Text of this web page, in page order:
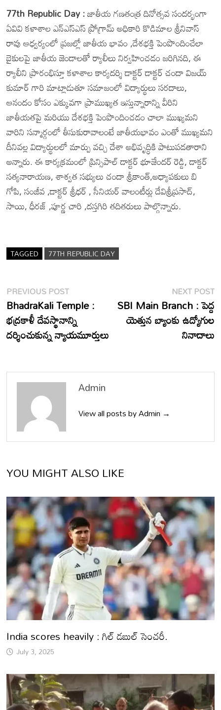
77th Republic Day :జాతీయ గణతంత్ర దినోత్సవ సందర్భంగా
ఏవివి కళాశాల ఎన్ఎస్ఎస్ ప్రోగ్రామ్ అధికారి కొడిమాల శ్రీనివాస్
రావు ఆధ్వర్యంలో ప్రజల్లో జాతీయ భావం ,దేశభక్తి పెంపొందించేలా
బైకులపై జాతీయ జెండాలతో ర్యాలీలు నిర్వహించడం జరిగినది, ఈ
ర్యాలీని ప్రారంభిస్తూ కళాశాల కార్యదర్శి డాక్టర్ డాక్టర్ చందా విజయ్
కుమార్ గారి మాట్లాడుతూ సమాజంలో విద్యార్థులు సరదాలు,
ఆనందం కోసం ఎక్కువగా ప్రాముఖ్యత ఇస్తున్నారాన్ని వీరిని
జాతీయతపై మరియు దేశభక్తి పెంపొందించడం చాలా ముఖ్యమని
వారిని సన్మార్గంలో తీసుకురావాలంటే జాతీయభావం ఎంతో ముఖ్యమని
దీనివల్ల విద్యార్థులలో మార్పు వచ్చి దేశా అభివృద్ధికి పాటుపడతారాని
అన్నారు. ఈ కార్యక్రమంలో ప్రిన్సిపాల్ డాక్టర్ భూజేందర్ రెడ్డి, డాక్టర్
సత్యనారాయణ, శాశ్వత సభ్యులు చందా శ్రీకాంత్,అధ్యాపకులు బి
గోపి, సంజీవ ,డాక్టర్ శ్రీధర్ , సీనియర్ వాలంటీర్లు దేవిశ్రీప్రసాద్,
సాయి, ధీరజ్ ,పూర్ణ చారి ,దస్తగిరి తదితరులు పాల్గొన్నారు.
TAGGED 77TH REPUBLIC DAY
Post
navigation
PREVIOUS POSTPrevious
post:
BhadraKali Temple :
భద్రకాళీ దేవస్థానాన్ని
దర్శించుకున్న న్యాయమూర్తులు
NEXT POST
SBI Main Branch : పెద్ద
యెత్తున బ్యాంకు ఉద్యోగుల
నినాదాలు
Admin
View all posts by Admin →
YOU MIGHT ALSO LIKE
India scores heavily : గిల్ డబుల్ సెంచరీ.
July 3, 2025